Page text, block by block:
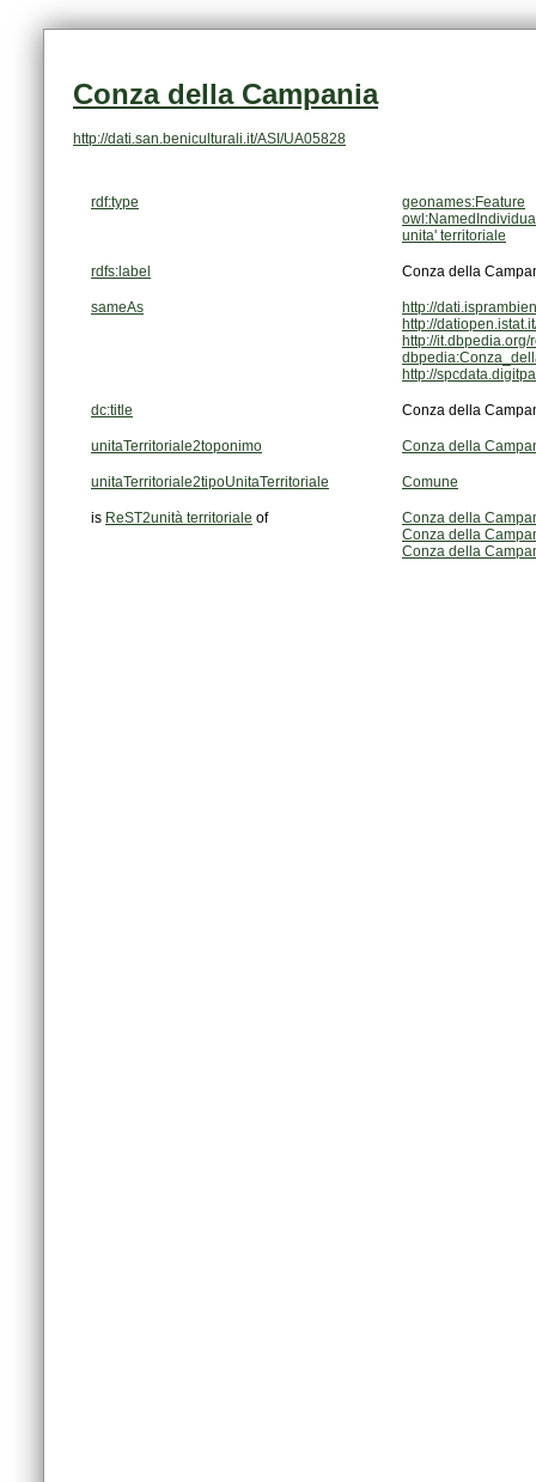
Conza della Campania
http://dati.san.beniculturali.it/ASI/UA05828
rdf:type
geonames:Feature
unita' territoriale
rdfs:label Conza della
sameAs
http://
http://
http://
http://
dc:title Conza della
unitaTerritoriale2toponimo Conza della
unitaTerritoriale2tipoUnitaTerritoriale Comune
is ReST2unità territoriale of
Conza della
Conza della
Conza della